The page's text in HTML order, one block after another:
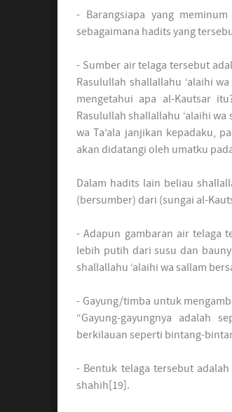
- Barangsiapa yang
sebagaimana hadits yang
- Sumber air telaga tersebut
Rasulullah shallallahu ‘alaihi
mengetahui apa al-Kautsar
Rasulullah shallallahu ‘alaihi
wa Ta’ala janjikan kepadaku,
akan didatangi oleh umatku
Dalam hadits lain beliau
(bersumber) dari (sungai al-
- Adapun gambaran air telaga
lebih putih dari susu dan
shallallahu ‘alaihi wa sallam
- Gayung/timba untuk
“Gayung-gayungnya adalah
berkilauan seperti bintang-
- Bentuk telaga tersebut
shahih[19].